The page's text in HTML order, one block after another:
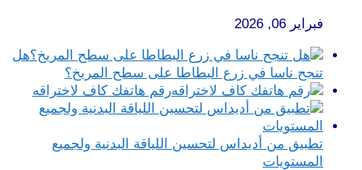
فبراير 06, 2026
هل
تنجح ناسا في زرع البطاطا على سطح المريخ؟
رقم هاتفك‎ كاف لاختراقه
تطبيق من أديداس لتحسين اللياقة البدنية ولجميع
المستويات